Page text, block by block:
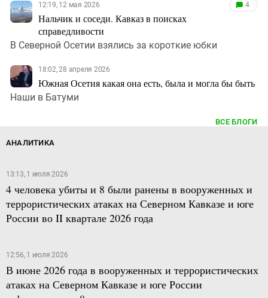
12:19, 12 мая 2026
Нальчик и соседи. Кавказ в поисках
справедливости
4
В Северной Осетии взялись за короткие юбки
18:02, 28 апреля 2026
Южная Осетия какая она есть, была и могла бы быть
Наши в Батуми
ВСЕ БЛОГИ
АНАЛИТИКА
13:13, 1 июля 2026
4 человека убиты и 8 были ранены в вооруженных и
террористических атаках на Северном Кавказе и юге
России во II квартале 2026 года
12:56, 1 июля 2026
В июне 2026 года в вооруженных и террористических
атаках на Северном Кавказе и юге России